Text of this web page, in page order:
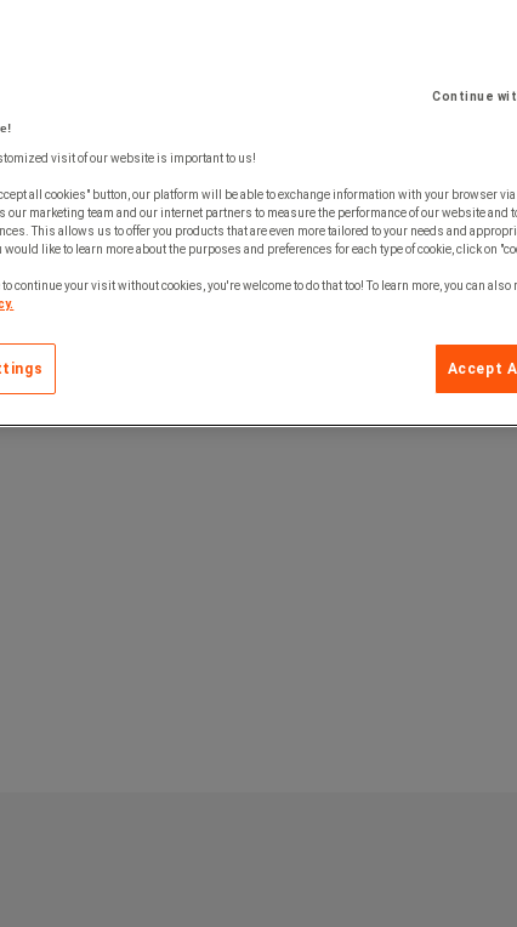
Continue
visit of our website is important to us!
all cookies" button, our platform will be able to exchange information with your browser
our marketing team and our internet partners to measure the performance of our website and
This allows us to offer you products that are even more tailored to your needs and
like to learn more about the purposes and preferences for each type of cookie, click on
continue your visit without cookies, you're welcome to do that too! To learn more, you can also
Accept